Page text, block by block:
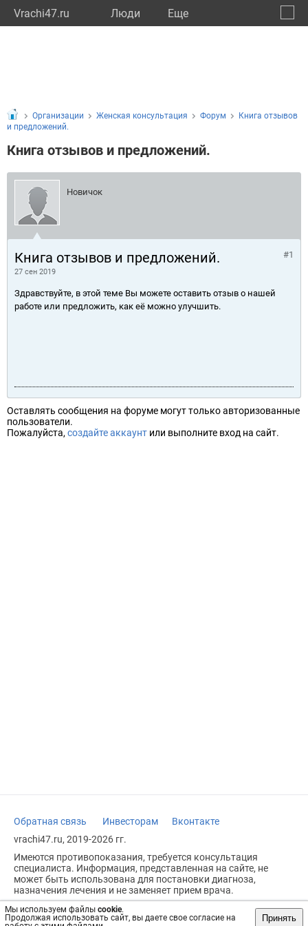
Vrachi47.ru Люди Eще
Мы используем файлы cookie.
Продолжая использовать сайт, вы даете свое согласие на
Принять
Организации Женская консультация Форум
Книга отзывов
и предложений.
Книга отзывов и предложений.
Новичок
Книга отзывов и предложений.
27 сен 2019
#1
Здравствуйте, в этой теме Вы можете оставить отзыв о нашей
работе или предложить, как её можно улучшить.
Оставлять сообщения на форуме могут только авторизованные
пользователи.
Пожалуйста, создайте аккаунт или выполните вход на сайт.
Обратная связь Инвесторам
Вконтакте
vrachi47.ru, 2019-2026 гг.
Имеются противопоказания, требуется консультация
специалиста. Информация, представленная на сайте, не
может быть использована для постановки диагноза,
назначения лечения и не заменяет прием врача.
Возрастное ограничение: 18+